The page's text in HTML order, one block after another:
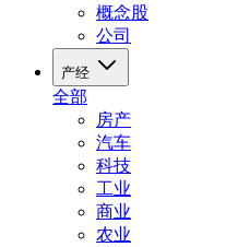
概念股
公司
产经
全部
房产
汽车
科技
工业
商业
农业